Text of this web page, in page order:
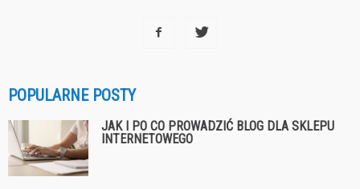
POPULARNE POSTY
JAK I PO CO PROWADZIĆ BLOG DLA SKLEPU
INTERNETOWEGO